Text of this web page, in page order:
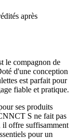
après
le compagnon de
d'une conception
est parfait pour
fiable et pratique.
ses produits
S ne fait pas
il offre suffisamment
pour un